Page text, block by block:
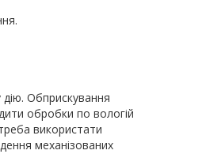
дію. Обприскування
обробки по вологій
використати
механізованих